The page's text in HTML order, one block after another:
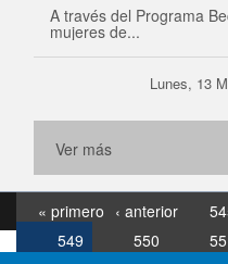
A través del Programa
mujeres de...
Lunes, 13
Ver más
« primero ‹ anterior
549
550